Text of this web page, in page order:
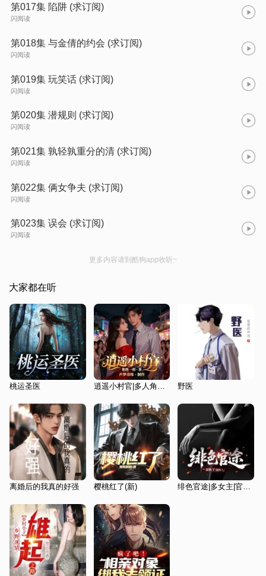
第017集 陷阱 (求订阅)
闪阅读
第018集 与金倩的约会 (求订阅)
闪阅读
第019集 玩笑话 (求订阅)
闪阅读
第020集 潜规则 (求订阅)
闪阅读
第021集 孰轻孰重分的清 (求订阅)
闪阅读
第022集 俩女争夫 (求订阅)
闪阅读
第023集 误会 (求订阅)
闪阅读
更多内容请到酷狗app收听~
大家都在听
桃运圣医 逍遥小村官|多人角色|桃色村官|乡村振兴|种田逆袭 野医
离婚后的我真的好强 樱桃红了(新)